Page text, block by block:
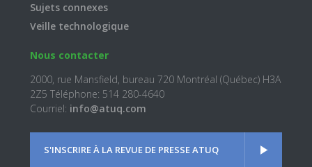
Sujets connexes
Veille technologique
Nous contacter
2000, rue Mansfield, bureau 720 Montréal (Québec) H3A
2Z5 Téléphone: 514 280-4640
Courriel: info@atuq.com
S'INSCRIRE À LA REVUE DE PRESSE ATUQ